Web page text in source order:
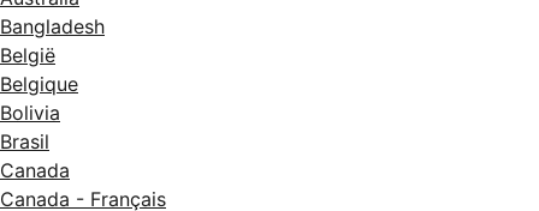
Bangladesh
België
Belgique
Bolivia
Brasil
Canada
Canada - Français